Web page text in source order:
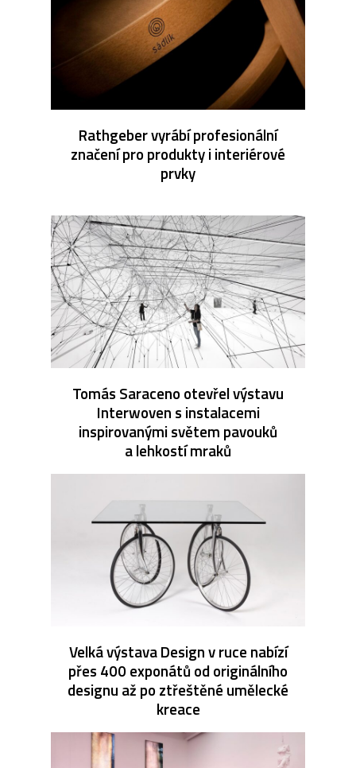
Rathgeber vyrábí profesionální
značení pro produkty i interiérové
prvky
Tomás Saraceno otevřel výstavu
Interwoven s instalacemi
inspirovanými světem pavouků
a lehkostí mraků
Velká výstava Design v ruce nabízí
přes 400 exponátů od originálního
designu až po ztřeštěné umělecké
kreace